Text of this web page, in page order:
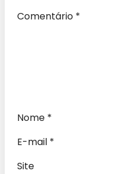
Comentário *
Nome *
E-mail *
Site